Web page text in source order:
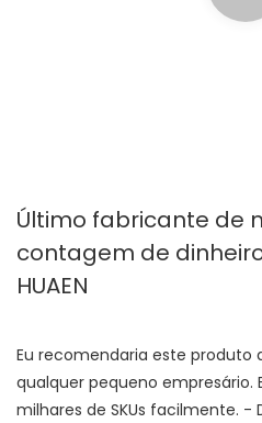
Último fabricante de
contagem de
HUAEN
Eu recomendaria este produto
qualquer pequeno empresário.
milhares de SKUs facilmente. -